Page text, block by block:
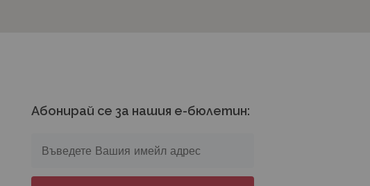
Абонирай се за нашия е-бюлетин: